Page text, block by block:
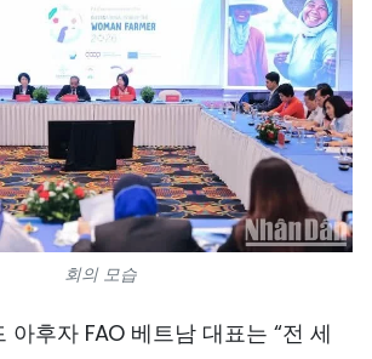
회의 모습
아후자 FAO 베트남 대표는 “전 세